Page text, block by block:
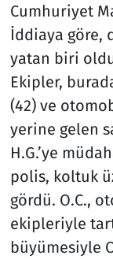
Cumhuriyet
İddiaya göre,
yatan biri
Ekipler,
(42) ve
yerine gelen
H.G.’ye
polis, koltuk
gördü. O.C.,
ekipleriyle
büyümesiyle
Teknoloji
Televizyon